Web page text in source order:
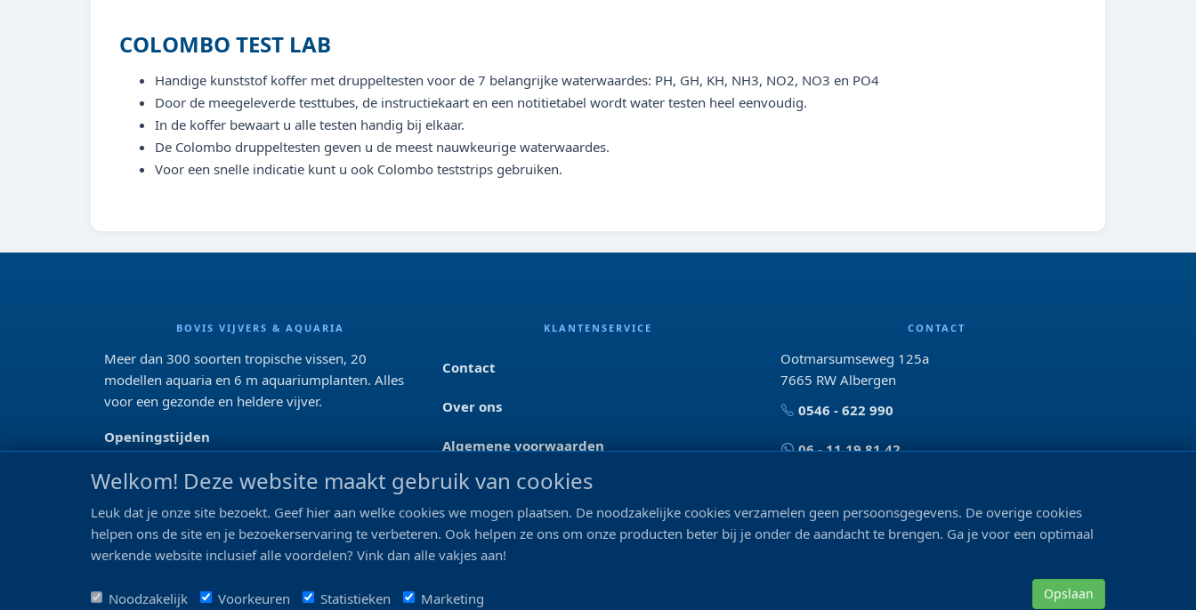
COLOMBO TEST LAB
Handige kunststof koffer met druppeltesten voor de 7 belangrijke waterwaardes: PH, GH, KH, NH3, NO2, NO3 en PO4
Door de meegeleverde testtubes, de instructiekaart en een notitietabel wordt water testen heel eenvoudig.
In de koffer bewaart u alle testen handig bij elkaar.
De Colombo druppeltesten geven u de meest nauwkeurige waterwaardes.
Voor een snelle indicatie kunt u ook Colombo teststrips gebruiken.
BOVIS VIJVERS & AQUARIA
Meer dan 300 soorten tropische vissen, 20
modellen aquaria en 6 m aquariumplanten. Alles
voor een gezonde en heldere vijver.
Openingstijden
Za: 09:00 - 17:00
REVIEWS
KLANTENSERVICE
Contact
Over ons
Algemene voorwaarden
Privacyverklaring
Blog & tips
Merken
CONTACT
Ootmarsumseweg 125a
7665 RW Albergen
0546 - 622 990
06 - 11 19 81 42
VOLG ONS
Welkom! Deze website maakt gebruik van cookies
Leuk dat je onze site bezoekt. Geef hier aan welke cookies we mogen plaatsen. De noodzakelijke cookies verzamelen geen persoonsgegevens. De overige cookies
helpen ons de site en je bezoekerservaring te verbeteren. Ook helpen ze ons om onze producten beter bij je onder de aandacht te brengen. Ga je voor een optimaal
werkende website inclusief alle voordelen? Vink dan alle vakjes aan!
Noodzakelijk Voorkeuren Statistieken Marketing Opslaan